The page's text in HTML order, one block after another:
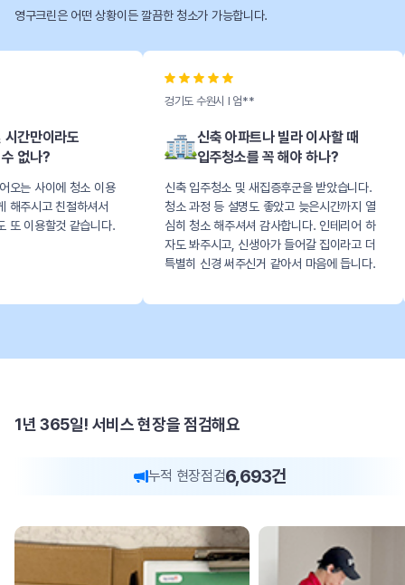
영구크린은 어떤 상황이든 깔끔한 청소가 가능합니다.
.
신축 아파트나 빌라 이사할 때
입주청소를 꼭 해야 하나?
신축 입주청소 및 새집증후군을 받았습니다.
청소 과정 등 설명도 좋았고 늦은시간까지 열
심히 청소 해주셔셔 감사합니다. 인테리어 하
자도 봐주시고, 신생아가 들어갈 집이라고 더
특별히 신경 써주신거 같아서 마음에 듭니다.
신혼부부
구옥 아파트 신혼
낡은집이 새집같
보내주셔서 좋았
1년 365일! 서비스 현장을 점검해요
누적 현장점검6,693건